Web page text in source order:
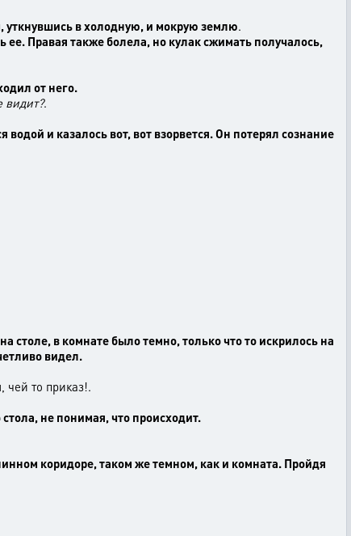
уткнувшись в холодную, и мокрую землю.
ее. Правая также болела, но кулак сжимать получалось,
от него.
видит?.
и казалось вот, вот взорвется. Он потерял сознание
столе, в комнате было темно, только что то искрилось на
видел.
чей то приказ!.
не понимая, что происходит.
коридоре, таком же темном, как и комната. Пройдя